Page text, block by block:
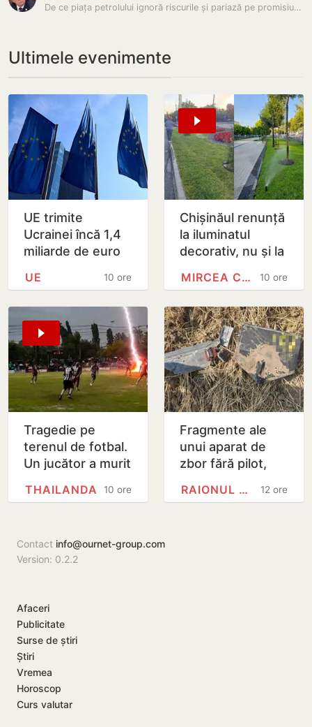
De ce piața petrolului ignoră riscurile și pariază pe promisiunile lui…
Ultimele evenimente
UE trimite
Ucrainei încă 1,4
miliarde de euro
generate de
înghețate
10 ore
UE
Chișinăul renunță
la iluminatul
decorativ, nu și la
Irigarea spațiilor
10 ore
MIRCEA CEL BĂTRÂN
Tragedie pe
terenul de fotbal.
Un jucător a murit
chiar în timpul10 ore
THAILANDA
Fragmente ale
unui aparat de
zbor fără pilot,
12 ore
RAIONUL CAHUL
Contact info@ournet-group.com
Version: 0.2.2
Afaceri
Publicitate
Surse de știri
Știri
Vremea
Horoscop
Curs valutar